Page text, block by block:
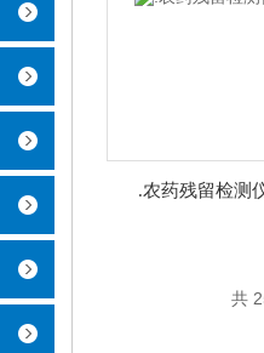
.农药残留检测
共